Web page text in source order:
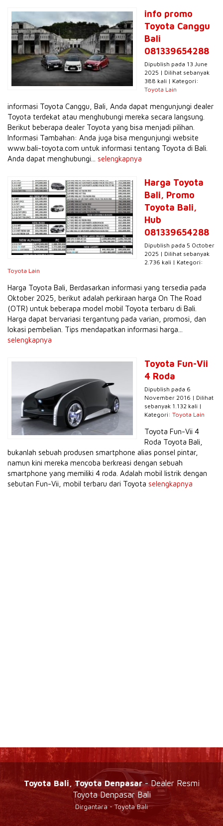
info promo
Toyota Canggu
Bali
081339654288
Dipublish pada 13 June
2025 | Dilihat sebanyak
388 kali | Kategori:
Toyota Lain
informasi Toyota Canggu, Bali, Anda dapat mengunjungi dealer
Toyota terdekat atau menghubungi mereka secara langsung.
Berikut beberapa dealer Toyota yang bisa menjadi pilihan.
Informasi Tambahan: Anda juga bisa mengunjungi website
www.bali-toyota.com untuk informasi tentang Toyota di Bali.
Anda dapat menghubungi... selengkapnya
Harga Toyota
Bali, Promo
Toyota Bali,
Hub
081339654288
Dipublish pada 5 October
2025 | Dilihat sebanyak
2.736 kali | Kategori:
Toyota Lain
Harga Toyota Bali, Berdasarkan informasi yang tersedia pada
Oktober 2025, berikut adalah perkiraan harga On The Road
(OTR) untuk beberapa model mobil Toyota terbaru di Bali.
Harga dapat bervariasi tergantung pada varian, promosi, dan
lokasi pembelian. Tips mendapatkan informasi harga...
selengkapnya
Toyota Fun-Vii
4 Roda
Dipublish pada 6
November 2016 | Dilihat
sebanyak 1.132 kali |
Kategori: Toyota Lain
Toyota Fun-Vii 4
Roda Toyota Bali,
bukanlah sebuah produsen smartphone alias ponsel pintar,
namun kini mereka mencoba berkreasi dengan sebuah
smartphone yang memiliki 4 roda. Adalah mobil listrik dengan
sebutan Fun-Vii, mobil terbaru dari Toyota selengkapnya
Toyota Bali, Toyota Denpasar- Dealer Resmi
Toyota Denpasar Bali
Dirgantara - Toyota Bali